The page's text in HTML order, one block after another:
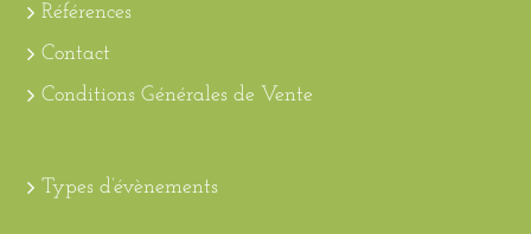
Références
Contact
Conditions Générales de Vente
Types d’évènements